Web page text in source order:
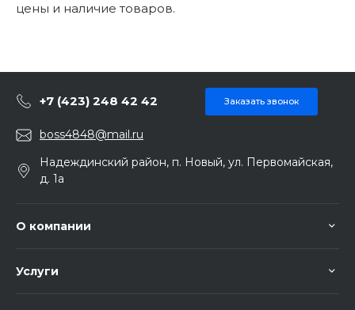
цены и наличие товаров.
+7 (423) 248 42 42 Заказать звонок
boss4848@mail.ru
Надеждинский район, п. Новый, ул. Первомайская,
д. 1а
О компании
Услуги